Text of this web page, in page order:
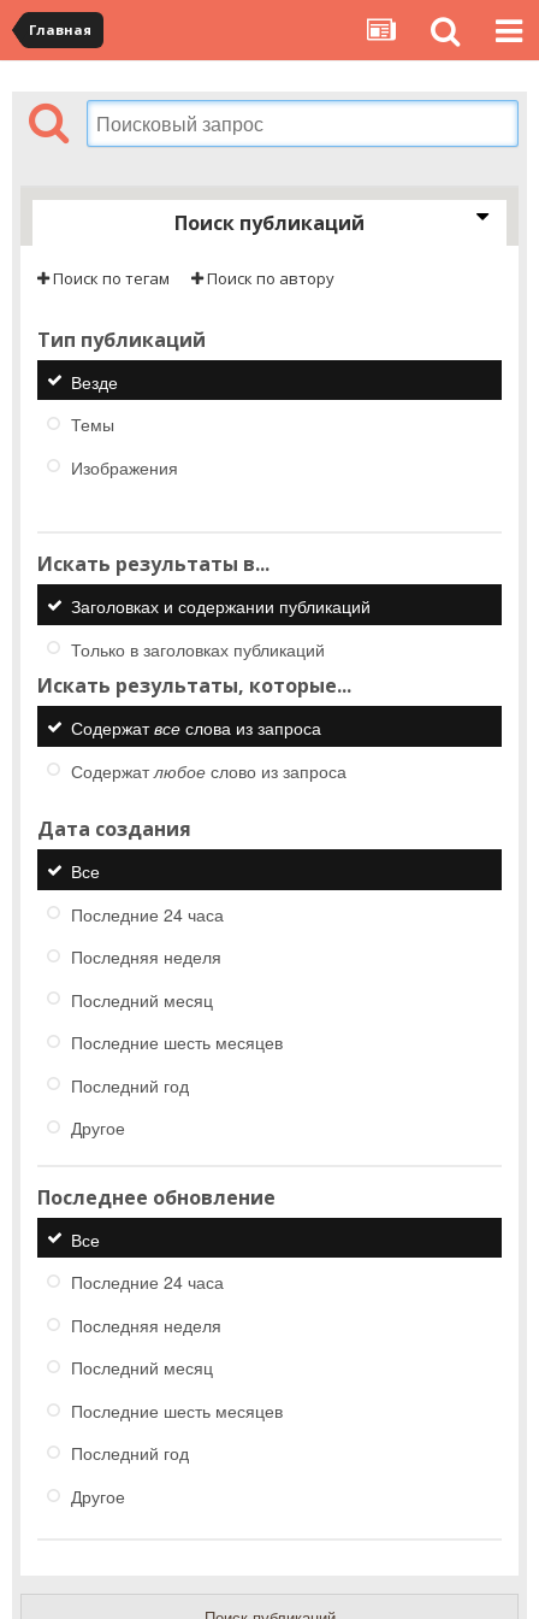
Главная
Поиск публикаций
Поиск по тегам Поиск по автору
Тип публикаций
Везде
Темы
Изображения
Искать результаты в...
Заголовках и содержании публикаций
Только в заголовках публикаций
Искать результаты, которые...
Содержатвсе слова из запроса
Содержатлюбое слово из запроса
Дата создания
Все
Последние 24 часа
Последняя неделя
Последний месяц
Последние шесть месяцев
Последний год
Другое
Последнее обновление
Все
Последние 24 часа
Последняя неделя
Последний месяц
Последние шесть месяцев
Последний год
Другое